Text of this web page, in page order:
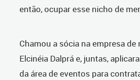
então, ocupar esse nicho de
Chamou a sócia na empresa de
Elcinéia Dalprá e, juntas,
da área de eventos para